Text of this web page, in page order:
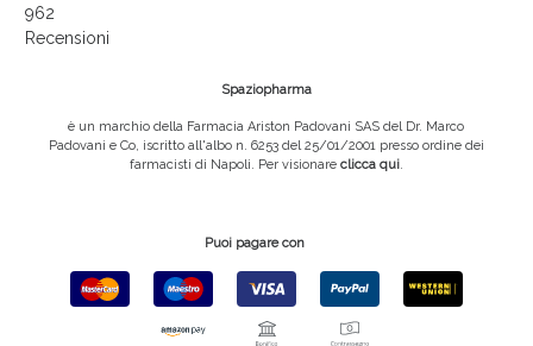
962
Recensioni
Spaziopharma
è un marchio della Farmacia Ariston Padovani SAS del Dr. Marco
Padovani e Co, iscritto all'albo n. 6253 del 25/01/2001 presso ordine dei
farmacisti di Napoli. Per visionare clicca qui.
Puoi pagare con